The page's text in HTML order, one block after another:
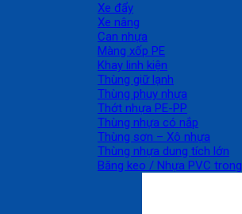
Xe đẩy
Xe nâng
Can nhựa
Màng xốp PE
Khay linh kiện
Thùng giữ lạnh
Thùng phuy nhựa
Thớt nhựa PE-PP
Thùng nhựa có nắp
Thùng sơn – Xô nhựa
Thùng nhựa dung tích lớn
Băng keo / Nhựa PVC trong